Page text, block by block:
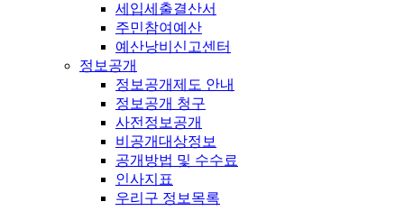
세입세출결산서
주민참여예산
예산낭비신고센터
정보공개
정보공개제도 안내
정보공개 청구
사전정보공개
비공개대상정보
공개방법 및 수수료
인사지표
우리구 정보목록